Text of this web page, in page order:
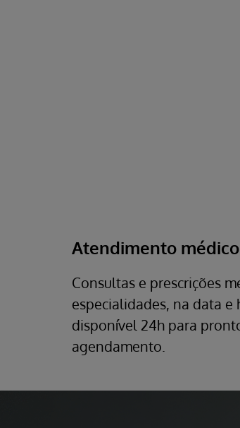
Atendimento
Consultas e prescrições
especialidades, na data
disponível 24h para
agendamento.